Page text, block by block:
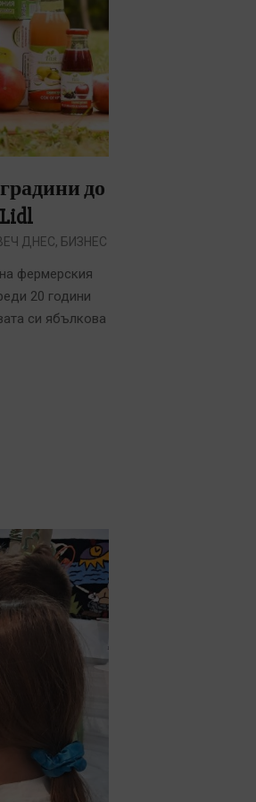
до
ДНЕС, БИЗНЕС
фермерския
20 години
си ябълкова